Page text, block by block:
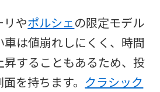
リやポルシェの限定モデル
は値崩れしにくく、時間
昇することもあるため、投
を持ちます。 クラシック